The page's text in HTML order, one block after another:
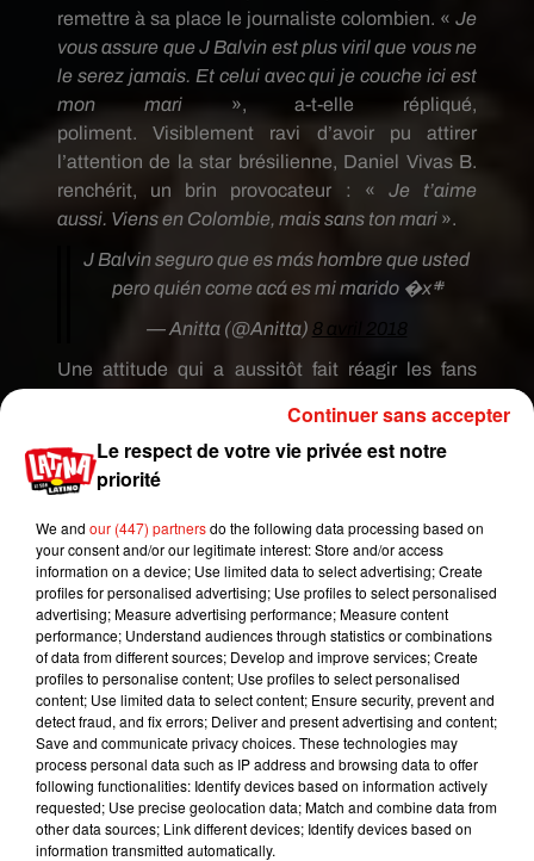
remettre à sa place le journaliste colombien. « Je
vous assure que J Balvin est plus viril que vous ne
le serez jamais. Et celui avec qui je couche ici est
mon mari», a-t-elle répliqué,
poliment.
Visiblement ravi d’avoir pu attirer
l’attention de la star brésilienne, Daniel Vivas B.
renchérit, un brin provocateur :
« Je t’aime
aussi. Viens en Colombie, mais sans ton mari ».
J Balvin seguro que es más hombre que usted
pero quién come acá es mi marido �x܍
— Anitta (@Anitta) 8 avril 2018
Une attitude qui a aussitôt fait réagir les fans
dénonçant l’attitude provocatrice et grossière du
journaliste. «MerciAnitta.Il était temps que
quelqu’un remette à sa place ce journaliste
félicite un de ses admirateurs dans les réactions
de la publication. Pour rappel, depuis environ cinq
mois, Anitta est mariée à Thiago Magalhaes, un
homme d’affaires brésilien. Les jeunes mariés
affichent régulièrement leur bonheur sur les
réseaux sociaux(voir photos ci-dessous).
Le respect de votre vie privée est notre
priorité
We and our (447) partnersdo the following data processing based on
your consent and/or our legitimate interest: Store and/or access
information on a device; Use limited data to select advertising; Create
profiles for personalised advertising; Use profiles to select personalised
advertising; Measure advertising performance; Measure content
performance; Understand audiences through statistics or combinations
of data from different sources; Develop and improve services; Create
profiles to personalise content; Use profiles to select personalised
content; Use limited data to select content; Ensure security, prevent and
detect fraud, and fix errors; Deliver and present advertising and content;
Save and communicate privacy choices. These technologies may
process personal data such as IP address and browsing data to offer
following functionalities: Identify devices based on information actively
requested; Use precise geolocation data; Match and combine data from
other data sources; Link different devices; Identify devices based on
information transmitted automatically.
Continuer sans accepter